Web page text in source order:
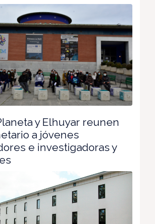
y Elhuyar reunen
a jóvenes
e investigadoras y